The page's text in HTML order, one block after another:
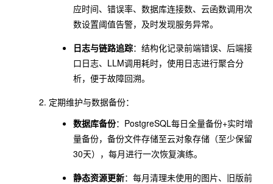
应时间、错误率、数据库连接数、云函数调用次
数设置阈值告警，及时发现服务异常。
日志与链路追踪：结构化记录前端错误、后端接
口日志、LLM调用耗时，使用日志进行聚合分
析，便于故障回溯。
定期维护与数据备份：
数据库备份：PostgreSQL每日全量备份+实时增
量备份，备份文件存储至云对象存储（至少保留
30天），每月进行一次恢复演练。
静态资源更新：每月清理未使用的图片、旧版前